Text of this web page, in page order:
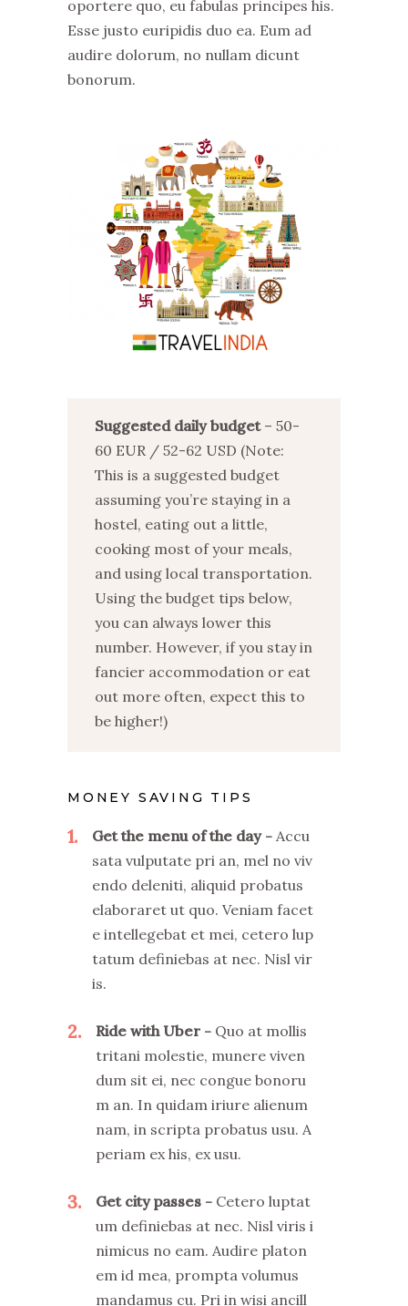
oportere quo, eu fabulas principes his.
Esse justo euripidis duo ea. Eum ad
audire dolorum, no nullam dicunt
bonorum.
Suggested daily budget– 50-
60 EUR / 52-62 USD (Note:
This is a suggested budget
assuming you’re staying in a
hostel, eating out a little,
cooking most of your meals,
and using local transportation.
Using the budget tips below,
you can always lower this
number. However, if you stay in
fancier accommodation or eat
out more often, expect this to
be higher!)
MONEY SAVING TIPS
1 Get the menu of the day
Accu
sata vulputate pri an, mel no viv
endo deleniti, aliquid probatus
elaboraret ut quo. Veniam facet
e intellegebat et mei, cetero lup
tatum definiebas at nec. Nisl vir
is.
2 Ride with Uber
Quo at mollis
tritani molestie, munere viven
dum sit ei, nec congue bonoru
m an. In quidam iriure alienum
nam, in scripta probatus usu. A
periam ex his, ex usu.
3 Get city passes
Cetero luptat
um definiebas at nec. Nisl viris i
nimicus no eam. Audire platon
em id mea, prompta volumus
mandamus cu. Pri in wisi ancill